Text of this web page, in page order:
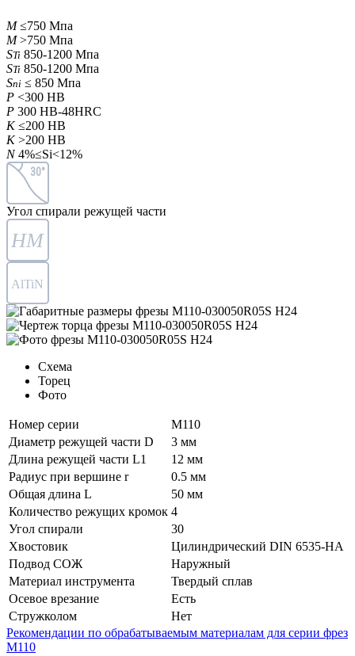
M ≤750 Мпа
M >750 Мпа
STi 850-1200 Мпа
STi 850-1200 Мпа
Sni ≤ 850 Мпа
P <300 HB
P 300 HB-48HRC
K ≤200 HB
K >200 HB
N 4%≤Si<12%
30°
Угол спирали режущей части
HM
AlTiN
Схема
Торец
Фото
Номер серии
M110
Диаметр режущей части D
3 мм
Длина режущей части L1
12 мм
Радиус при вершине r
0.5 мм
Общая длина L
50 мм
Количество режущих кромок 4
Угол спирали
30
Хвостовик
Цилиндрический DIN 6535-HA
Подвод СОЖ
Наружный
Материал инструмента
Твердый сплав
Осевое врезание
Есть
Стружколом
Нет
Рекомендации по обрабатываемым материалам для серии фрез
M110